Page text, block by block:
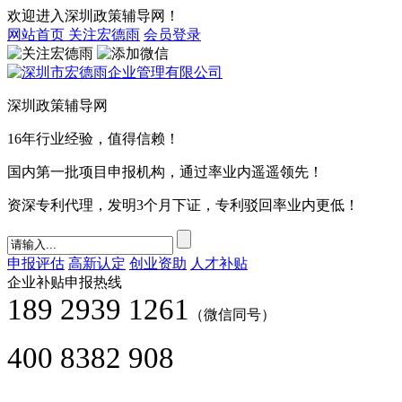
欢迎进入深圳政策辅导网！
网站首页 关注宏德雨 会员登录
深圳政策辅导网
16年行业经验，值得信赖！
国内第一批项目申报机构，通过率业内遥遥领先！
资深专利代理，发明3个月下证，专利驳回率业内更低！
申报评估 高新认定 创业资助 人才补贴
企业补贴申报热线
189 2939 1261 （微信同号）
400 8382 908